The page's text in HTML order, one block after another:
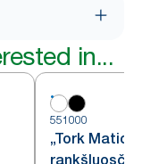
in...
551000
„Tork